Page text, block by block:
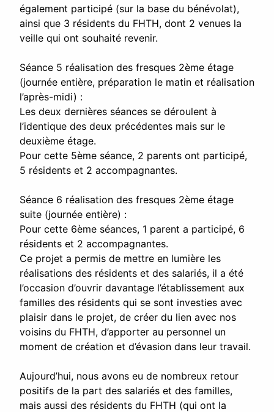
également participé (sur la base du bénévolat),
ainsi que 3 résidents du FHTH, dont 2 venues la
veille qui ont souhaité revenir.
Séance 5 réalisation des fresques 2ème étage
(journée entière, préparation le matin et réalisation
l’après-midi) :
Les deux dernières séances se déroulent à
l’identique des deux précédentes mais sur le
deuxième étage.
Pour cette 5ème séance, 2 parents ont participé,
5 résidents et 2 accompagnantes.
Séance 6 réalisation des fresques 2ème étage
suite (journée entière) :
Pour cette 6ème séances, 1 parent a participé, 6
résidents et 2 accompagnantes.
Ce projet a permis de mettre en lumière les
réalisations des résidents et des salariés, il a été
l’occasion d’ouvrir davantage l’établissement aux
familles des résidents qui se sont investies avec
plaisir dans le projet, de créer du lien avec nos
voisins du FHTH, d’apporter au personnel un
moment de création et d’évasion dans leur travail.
Aujourd’hui, nous avons eu de nombreux retour
positifs de la part des salariés et des familles,
mais aussi des résidents du FHTH (qui ont la